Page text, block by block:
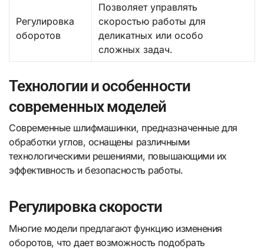
Регулировка
оборотов
Позволяет управлять
скоростью работы для
деликатных или особо
сложных задач.
Технологии и особенности
современных моделей
Современные шлифмашинки, предназначенные для
обработки углов, оснащены различными
технологическими решениями, повышающими их
эффективность и безопасность работы.
Регулировка скорости
Многие модели предлагают функцию изменения
оборотов, что дает возможность подобрать